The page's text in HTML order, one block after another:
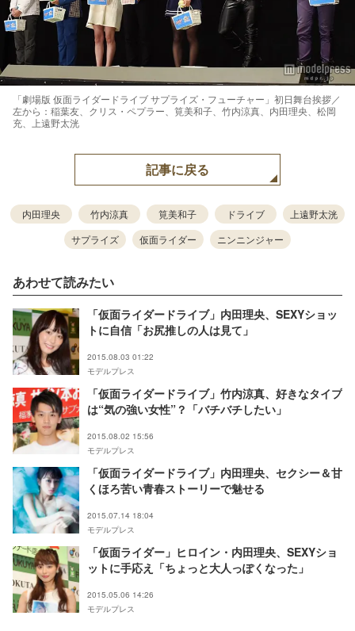
「劇場版 仮面ライダードライブ サプライズ・フューチャー」初日舞台挨拶／
左から：稲葉友、クリス・ペプラー、筧美和子、竹内涼真、内田理央、松岡
充、上遠野太洸
記事に戻る
内田理央 竹内涼真 筧美和子 ドライブ
上遠野太洸
サプライズ
仮面ライダー ニンニンジャー
あわせて読みたい
「仮面ライダードライブ」内田理央、SEXYショッ
トに自信「お尻推しの人は見て」
2015.08.03 01:22
モデルプレス
「仮面ライダードライブ」竹内涼真、好きなタイプ
は“気の強い女性”？「バチバチしたい」
2015.08.02 15:56
モデルプレス
「仮面ライダードライブ」内田理央、セクシー＆甘
くほろ苦い青春ストーリーで魅せる
2015.07.14 18:04
モデルプレス
「仮面ライダー」ヒロイン・内田理央、SEXYショ
ットに手応え「ちょっと大人っぽくなった」
2015.05.06 14:26
モデルプレス